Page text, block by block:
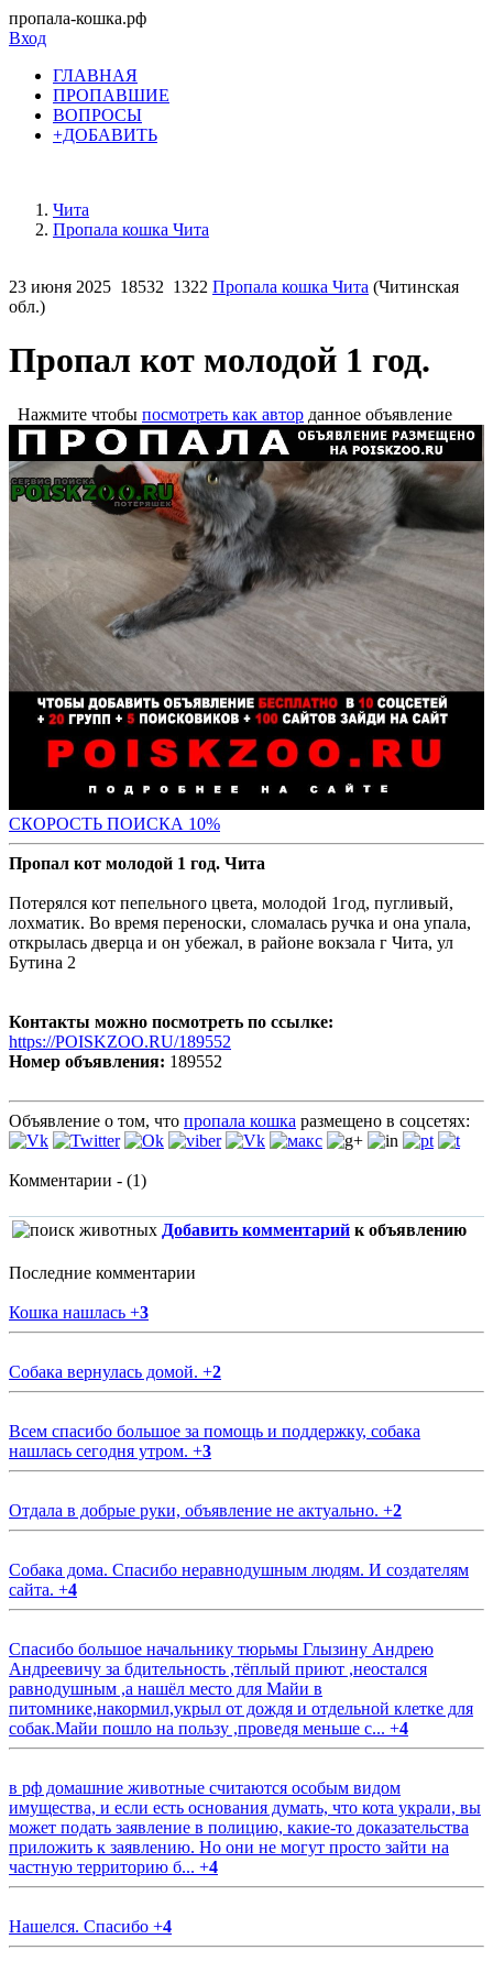
пропала-кошка.рф
Вход
ГЛАВНАЯ
ПРОПАВШИЕ
ВОПРОСЫ
+ДОБАВИТЬ
Чита
Пропала кошка Чита
23 июня 2025 18532 1322 Пропала кошка Чита (Читинская
обл.)
Пропал кот молодой 1 год.
Нажмите чтобы посмотреть как автор данное объявление
СКОРОСТЬ ПОИСКА 10%
Пропал кот молодой 1 год. Чита
Потерялся кот пепельного цвета, молодой 1год, пугливый,
лохматик. Во время переноски, сломалась ручка и она упала,
открылась дверца и он убежал, в районе вокзала г Чита, ул
Бутина 2
Контакты можно посмотреть по ссылке:
https://POISKZOO.RU/189552
Номер объявления: 189552
Объявление о том, что пропала кошка размещено в соцсетях:
Комментарии - (1)
Добавить комментарий к объявлению
Последние комментарии
Кошка нашлась +3
Собака вернулась домой. +2
Всем спасибо большое за помощь и поддержку, собака
нашлась сегодня утром. +3
Отдала в добрые руки, объявление не актуально. +2
Собака дома. Спасибо неравнодушным людям. И создателям
сайта. +4
Спасибо большое начальнику тюрьмы Глызину Андрею
Андреевичу за бдительность ,тёплый приют ,неостался
равнодушным ,а нашёл место для Майи в
питомнике,накормил,укрыл от дождя и отдельной клетке для
собак.Майи пошло на пользу ,проведя меньше с... +4
в рф домашние животные считаются особым видом
имущества, и если есть основания думать, что кота украли, вы
может подать заявление в полицию, какие-то доказательства
приложить к заявлению. Но они не могут просто зайти на
частную территорию б... +4
Нашелся. Спасибо +4